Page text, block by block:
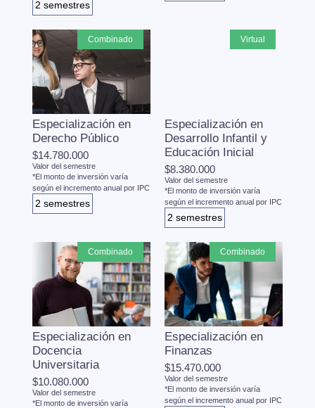
2 semestres
combinado
Especialización en
Derecho Público
$14.780.000
Valor del semestre
*El monto de inversión varía
según el incremento anual por IPC
2 semestres
virtual
Especialización en
Desarrollo Infantil y
Educación Inicial
$8.380.000
Valor del semestre
*El monto de inversión varía
según el incremento anual por IPC
2 semestres
combinado
Especialización en
Docencia
Universitaria
$10.080.000
Valor del semestre
*El monto de inversión varía
combinado
Especialización en
Finanzas
$15.470.000
Valor del semestre
*El monto de inversión varía
según el incremento anual por IPC